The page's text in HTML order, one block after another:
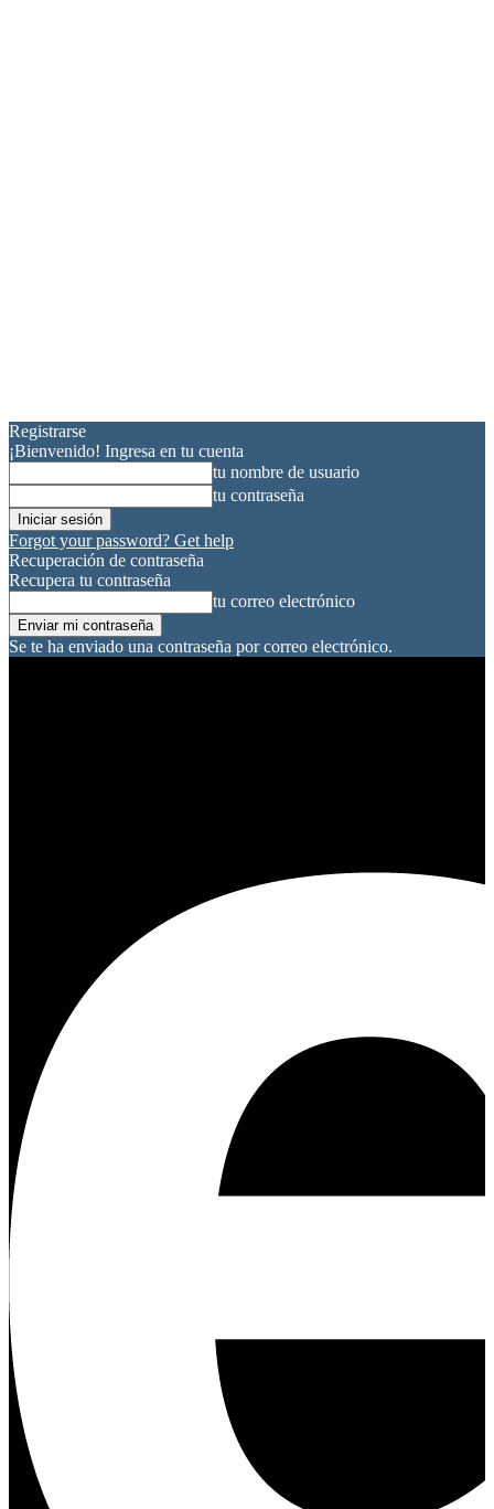
Registrarse
¡Bienvenido! Ingresa en tu cuenta
tu nombre de usuario
tu contraseña
Forgot your password? Get help
Recuperación de contraseña
Recupera tu contraseña
tu correo electrónico
Se te ha enviado una contraseña por correo electrónico.